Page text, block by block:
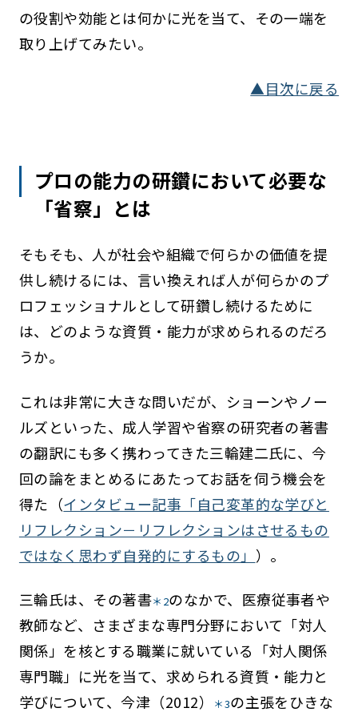
の役割や効能とは何かに光を当て、その一端を
取り上げてみたい。
▲目次に戻る
プロの能力の研鑽において必要な
「省察」とは
そもそも、人が社会や組織で何らかの価値を提
供し続けるには、言い換えれば人が何らかのプ
ロフェッショナルとして研鑽し続けるために
は、どのような資質・能力が求められるのだろ
うか。
これは非常に大きな問いだが、ショーンやノー
ルズといった、成人学習や省察の研究者の著書
の翻訳にも多く携わってきた三輪建二氏に、今
回の論をまとめるにあたってお話を伺う機会を
得た（インタビュー記事「自己変革的な学びと
リフレクション－リフレクションはさせるもの
ではなく思わず自発的にするもの」 ）。
三輪氏は、その著書＊2のなかで、医療従事者や
教師など、さまざまな専門分野において「対人
関係」を核とする職業に就いている「対人関係
専門職」に光を当て、求められる資質・能力と
学びについて、今津（2012）
＊3の主張をひきな